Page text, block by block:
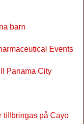
barn
Events
Panama City
tillbringas på Cayo